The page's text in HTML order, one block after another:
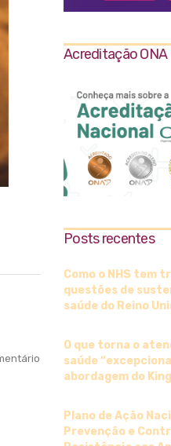
Acreditação ONA
Posts recentes
Como o NHS tem
questões de
saúde do Reino
O que torna o
saúde
abordagem do
Plano de Ação
Prevenção e